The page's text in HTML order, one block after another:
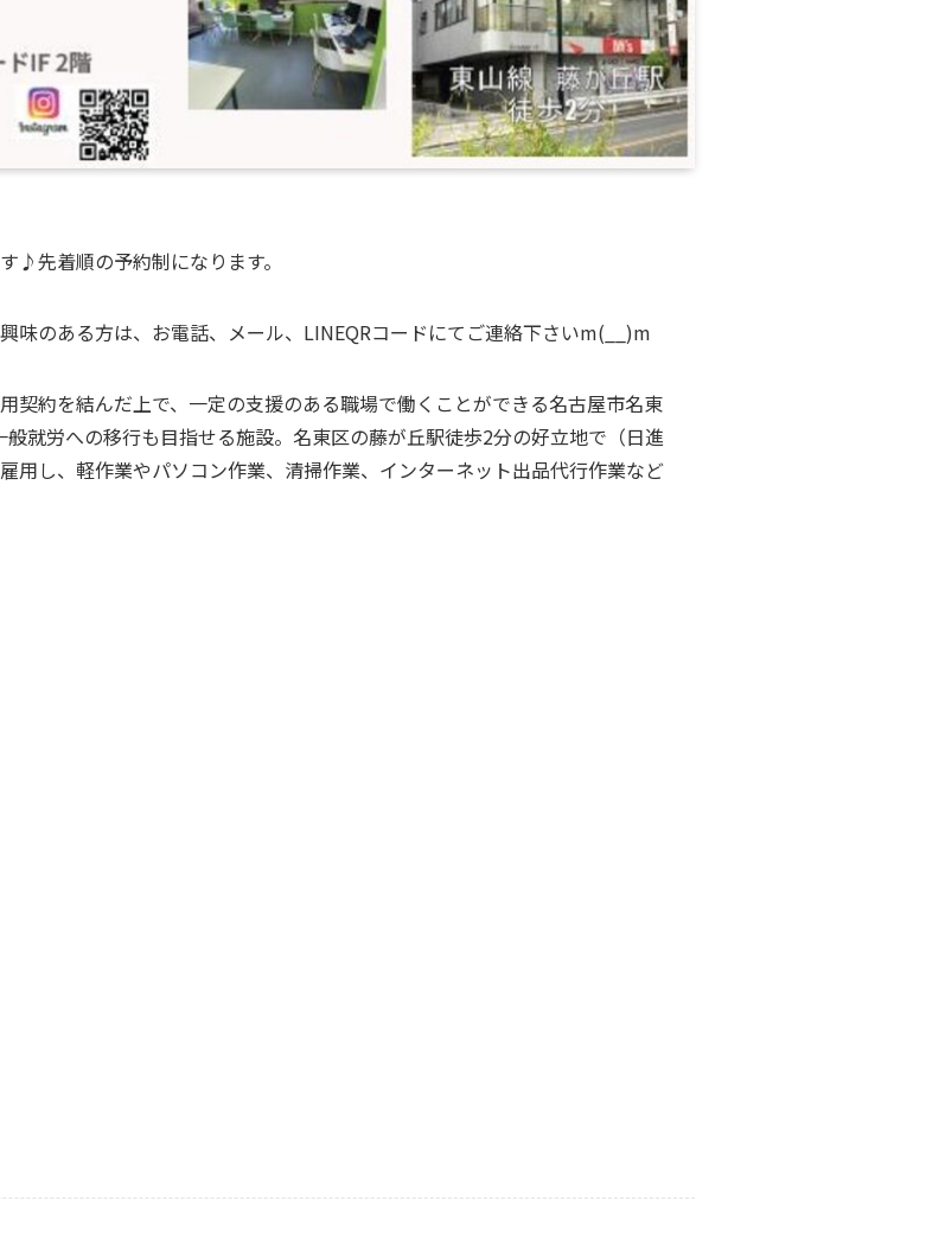
♪先着順の予約制になります。
味のある方は、お電話、メール、LINEQRコードにてご連絡下さいm(__)m
契約を結んだ上で、一定の支援のある職場で働くことができる名古屋市名東
就労への移行も目指せる施設。名東区の藤が丘駅徒歩2分の好立地で（日進
用し、軽作業やパソコン作業、清掃作業、インターネット出品代行作業など